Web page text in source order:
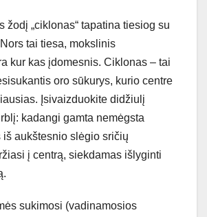
žodį „ciklonas“ tapatina tiesiog su
tai tiesa, mokslinis
kur kas įdomesnis. Ciklonas – tai
oro sūkurys, kurio centre
Įsivaizduokite didžiulį
kadangi gamta nemėgsta
iš aukštesnio slėgio sričių
į centrą, siekdamas išlyginti
sukimosi (vadinamosios